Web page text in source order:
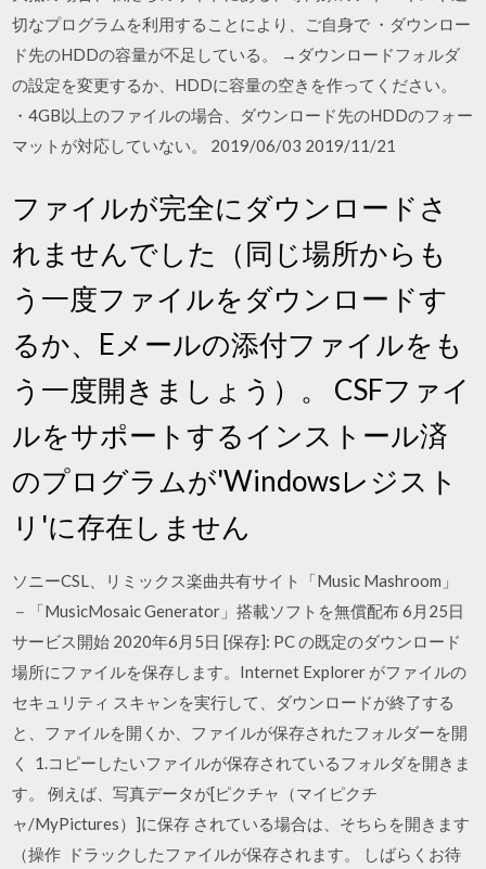
切なプログラムを利用することにより、ご自身で ・ダウンロー
ド先のHDDの容量が不足している。 →ダウンロードフォルダ
の設定を変更するか、HDDに容量の空きを作ってください。
・4GB以上のファイルの場合、ダウンロード先のHDDのフォー
マットが対応していない。 2019/06/03 2019/11/21
ファイルが完全にダウンロードさ
れませんでした（同じ場所からも
う一度ファイルをダウンロードす
るか、Eメールの添付ファイルをも
う一度開きましょう）。 CSFファイ
ルをサポートするインストール済
のプログラムが'Windowsレジスト
リ'に存在しません
ソニーCSL、リミックス楽曲共有サイト「Music Mashroom」
－「MusicMosaic Generator」搭載ソフトを無償配布 6月25日
サービス開始 2020年6月5日 [保存]: PC の既定のダウンロード
場所にファイルを保存します。Internet Explorer がファイルの
セキュリティ スキャンを実行して、ダウンロードが終了する
と、ファイルを開くか、ファイルが保存されたフォルダーを開
く 1.コピーしたいファイルが保存されているフォルダを開きま
す。 例えば、写真データが[ピクチャ（マイピクチ
ャ/MyPictures）]に保存 されている場合は、そちらを開きます
（操作 ドラックしたファイルが保存されます。 しばらくお待